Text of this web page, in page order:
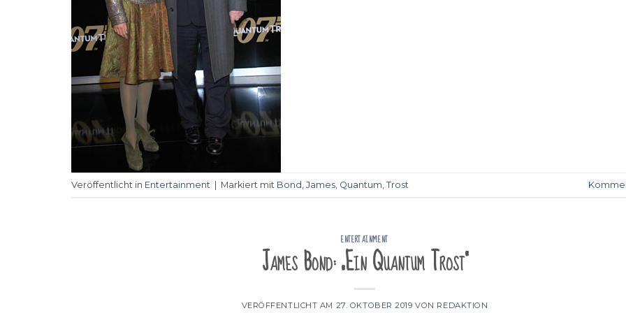
Veröffentlicht in Entertainment Markiert mit Bond James Quantum Trost
ENTERTAINMENT
James Bond: „Ein Quantum Trost“
VERÖFFENTLICHT AM 27. OKTOBER 2019 VON REDAKTION